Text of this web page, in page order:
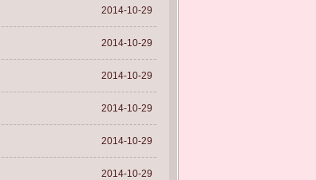
2014-10-29
2014-10-29
2014-10-29
2014-10-29
2014-10-29
2014-10-29